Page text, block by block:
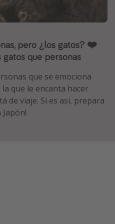
pero ¿los gatos? ❤️
gatos que personas
que se emociona
que le encanta hacer
de viaje. Si es así, prepara
Japón!